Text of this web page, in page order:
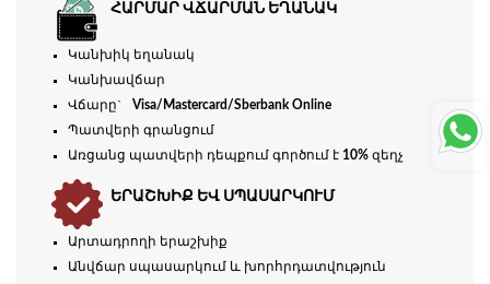
ՀԱՐՄԱՐ ՎՃԱՐՄԱՆ ԵՂԱՆԱԿ
Կանխիկ եղանակ
Կանխավճար
Վճարը`Visa/Mastercard/Sberbank Online
Պատվերի գրանցում
Առցանց պատվերի դեպքում գործում է 10% զեղչ
ԵՐԱՇԽԻՔ ԵՎ ՍՊԱՍԱՐԿՈՒՄ
Արտադրողի երաշխիք
Անվճար սպասարկում և խորհրդատվություն